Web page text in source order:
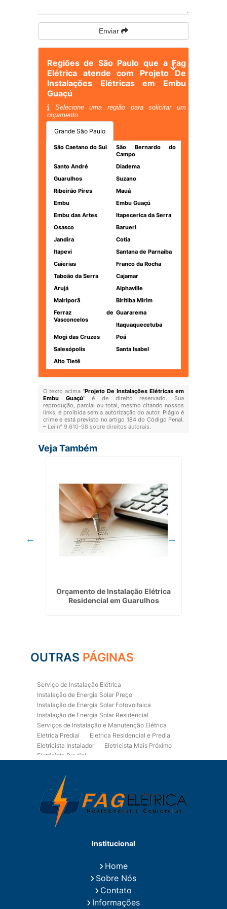
Enviar
Regiões de São Paulo que a Fag
Elétrica atende com Projeto De
Instalações Elétricas em Embu
Guaçú
Selecione uma região para solicitar um
orçamento
Grande São Paulo
São Caetano do Sul
São Bernardo do
Campo
Santo André
Diadema
Guarulhos
Suzano
Ribeirão Pires
Mauá
Embu
Embu Guaçú
Embu das Artes
Itapecerica da Serra
Osasco
Barueri
Jandira
Cotia
Itapevi
Santana de Parnaíba
Caierias
Franco da Rocha
Taboão da Serra
Cajamar
Arujá
Alphaville
Mairiporã
Biritiba Mirim
Ferraz de
Vasconcelos
Guararema
Itaquaquecetuba
Mogi das Cruzes
Poá
Salesópolis
Santa Isabel
Alto Tietê
O texto acima "Projeto De Instalações Elétricas em
Embu Guaçú" é de direito reservado. Sua
reprodução, parcial ou total, mesmo citando nossos
links, é proibida sem a autorização do autor. Plágio é
crime e está previsto no artigo 184 do Código Penal.
– Lei n° 9.610-98 sobre direitos autorais.
Veja Também
Orçamento de Instalação Elétrica
Residencial em Guarulhos
OUTRAS PÁGINAS
Serviço de Instalação Elétrica
Instalação de Energia Solar Preço
Instalação de Energia Solar Fotovoltaica
Instalação de Energia Solar Residencial
Serviços de Instalação e Manutenção Elétrica
Eletrica Predial
Eletrica Residencial e Predial
Eletricista Instalador
Eletricista Mais Próximo
Eletricista Predial
Eletricista Residencial
Eletricista Residencial E Predial
Eletricistas de Manutenção
Empresa de Instalações Elétricas
Empresa de Manutenção Eletrica
Empresa de Prestação de Serviços Eletricos
Fiação para Instalação Eletrica Residencial
Instalação de Energia Solar Residencial Preço
Instalação de Painel Solar
Instalação de Placa Solar
Instalação de Sistema Fotovoltaico
Institucional
Home
Sobre Nós
Contato
Informações